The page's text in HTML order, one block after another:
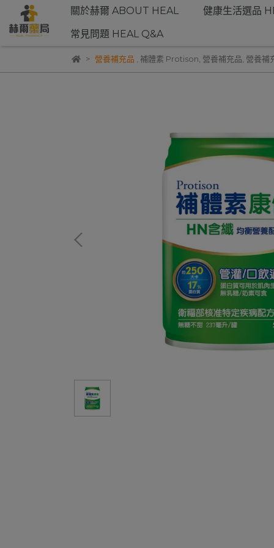
關於赫爾 ABOUT HEAL 健康生活選品
常見問題 HEAL Q&A
營養補充品 補體素 Protison 營養補充品 營養補